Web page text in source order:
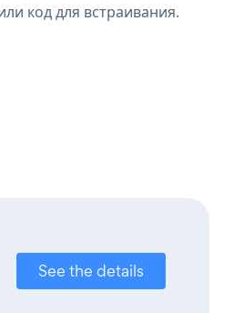
код для встраивания.
See the details